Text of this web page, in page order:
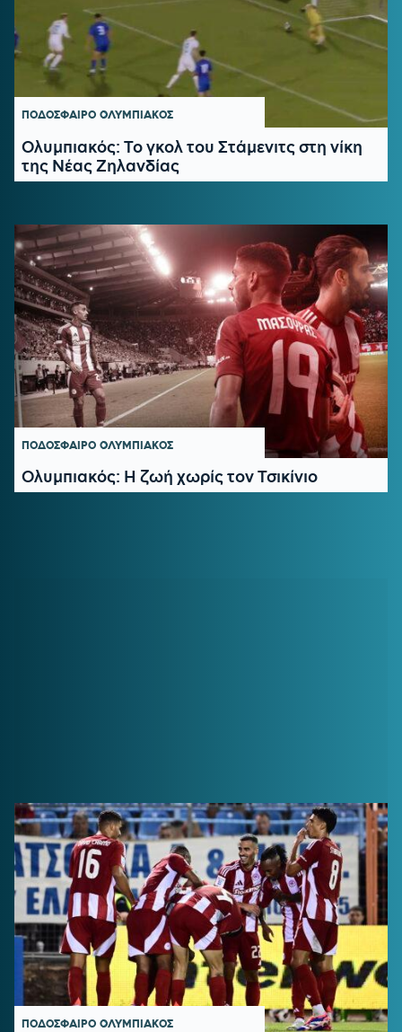
ΠΟΔΟΣΦΑΙΡΟ ΟΛΥΜΠΙΑΚΟΣ
Ολυμπιακός: Το γκολ του Στάμενιτς στη νίκη
της Νέας Ζηλανδίας
ΠΟΔΟΣΦΑΙΡΟ ΟΛΥΜΠΙΑΚΟΣ
Ολυμπιακός: Η ζωή χωρίς τον Τσικίνιο
ΠΟΔΟΣΦΑΙΡΟ ΟΛΥΜΠΙΑΚΟΣ